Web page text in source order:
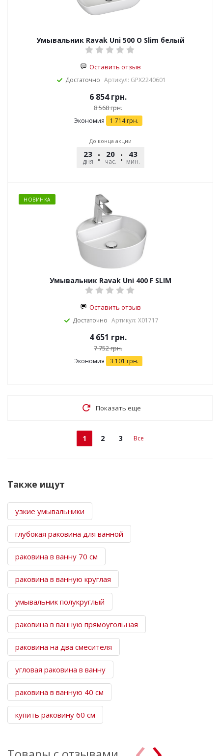
Умывальник Ravak Uni 500 O Slim белый
Оставить отзыв
Достаточно Артикул: GPX2240601
6 854грн.
8 568грн.
Экономия 1 714грн.
До конца акции
23
дня
20
час.
43
мин.
НОВИНКА
Умывальник Ravak Uni 400 F SLIM
Оставить отзыв
Достаточно Артикул: X01717
4 651 грн.
7 752грн.
Экономия 3 101 грн.
Показать еще
1 2 3 Все
Также ищут
узкие умывальники
глубокая раковина для ванной
раковина в ванну 70 см
раковина в ванную круглая
умывальник полукруглый
раковина в ванную прямоугольная
раковина на два смесителя
угловая раковина в ванну
раковина в ванную 40 см
купить раковину 60 см